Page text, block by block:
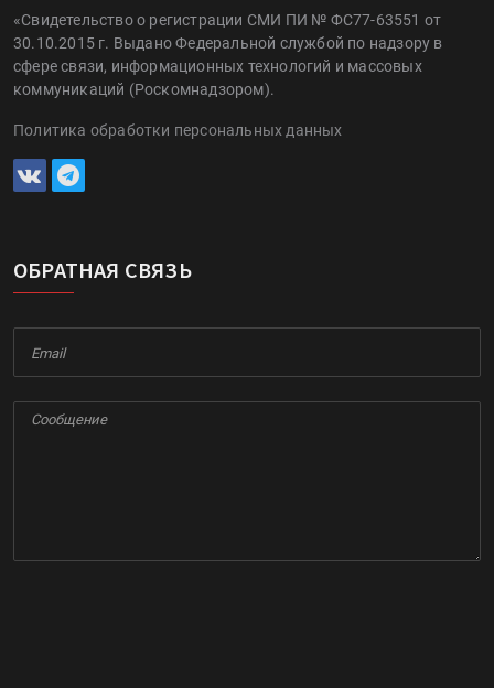
«Свидетельство о регистрации СМИ ПИ № ФС77-63551 от
30.10.2015 г. Выдано Федеральной службой по надзору в
сфере связи, информационных технологий и массовых
коммуникаций (Роскомнадзором).
Политика обработки персональных данных
ОБРАТНАЯ СВЯЗЬ